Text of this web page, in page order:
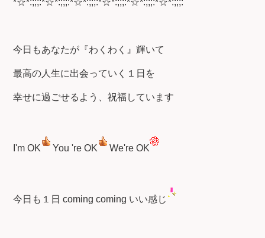
*☆*:;;;:*☆*:;;;:*☆*:;;;:*☆*:;;;:*☆*:;;;:*☆*:;;;:
今日もあなたが『わくわく』輝いて
最高の人生に出会っていく１日を
幸せに過ごせるよう、祝福しています
I'm OK You 're OK We're OK
今日も１日 coming coming いい感じ